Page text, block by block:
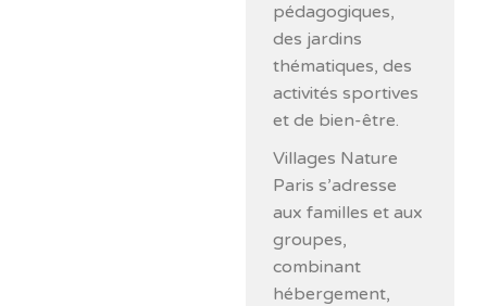
pédagogiques,
des jardins
thématiques, des
activités sportives
et de bien-être.
Villages Nature
Paris s’adresse
aux familles et aux
groupes,
combinant
hébergement,